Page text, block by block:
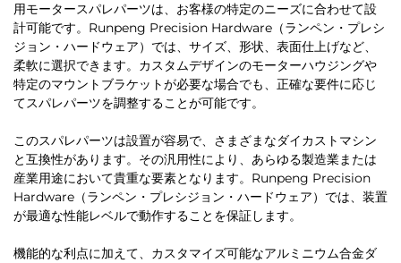
用モータースパレパーツは、お客様の特定のニーズに合わせて設
計可能です。Runpeng Precision Hardware（ランペン・プレシ
ジョン・ハードウェア）では、サイズ、形状、表面仕上げなど、
柔軟に選択できます。カスタムデザインのモーターハウジングや
特定のマウントブラケットが必要な場合でも、正確な要件に応じ
てスパレパーツを調整することが可能です。
このスパレパーツは設置が容易で、さまざまなダイカストマシン
と互換性があります。その汎用性により、あらゆる製造業または
産業用途において貴重な要素となります。Runpeng Precision
Hardware（ランペン・プレシジョン・ハードウェア）では、装置
が最適な性能レベルで動作することを保証します。
機能的な利点に加えて、カスタマイズ可能なアルミニウム合金ダ